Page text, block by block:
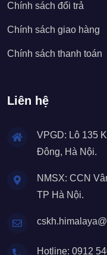
Chính sách đổi trả
Chính sách giao hàng
Chính sách thanh toán
Liên hệ
VPGD: Lô 135
Đông, Hà Nội.
NMSX: CCN
TP Hà Nội.
Hotline: 0912